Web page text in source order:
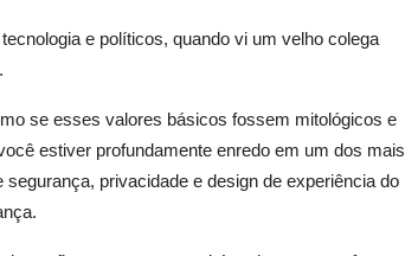
e políticos, quando vi um velho colega
se esses valores básicos fossem mitológicos e
estiver profundamente enredo em um dos mais
privacidade e design de experiência do